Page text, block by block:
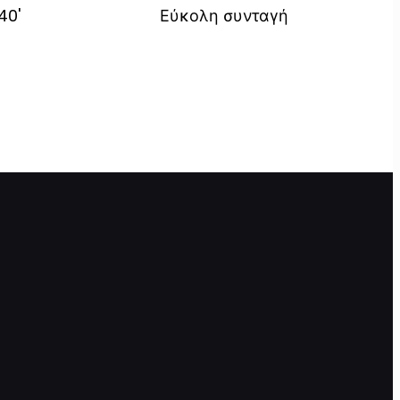
Εύκολη συνταγή